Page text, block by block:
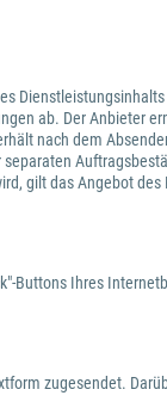
ab. Der Anbieter
nach dem
gilt das Angebot
Buttons Ihres
zugesendet.